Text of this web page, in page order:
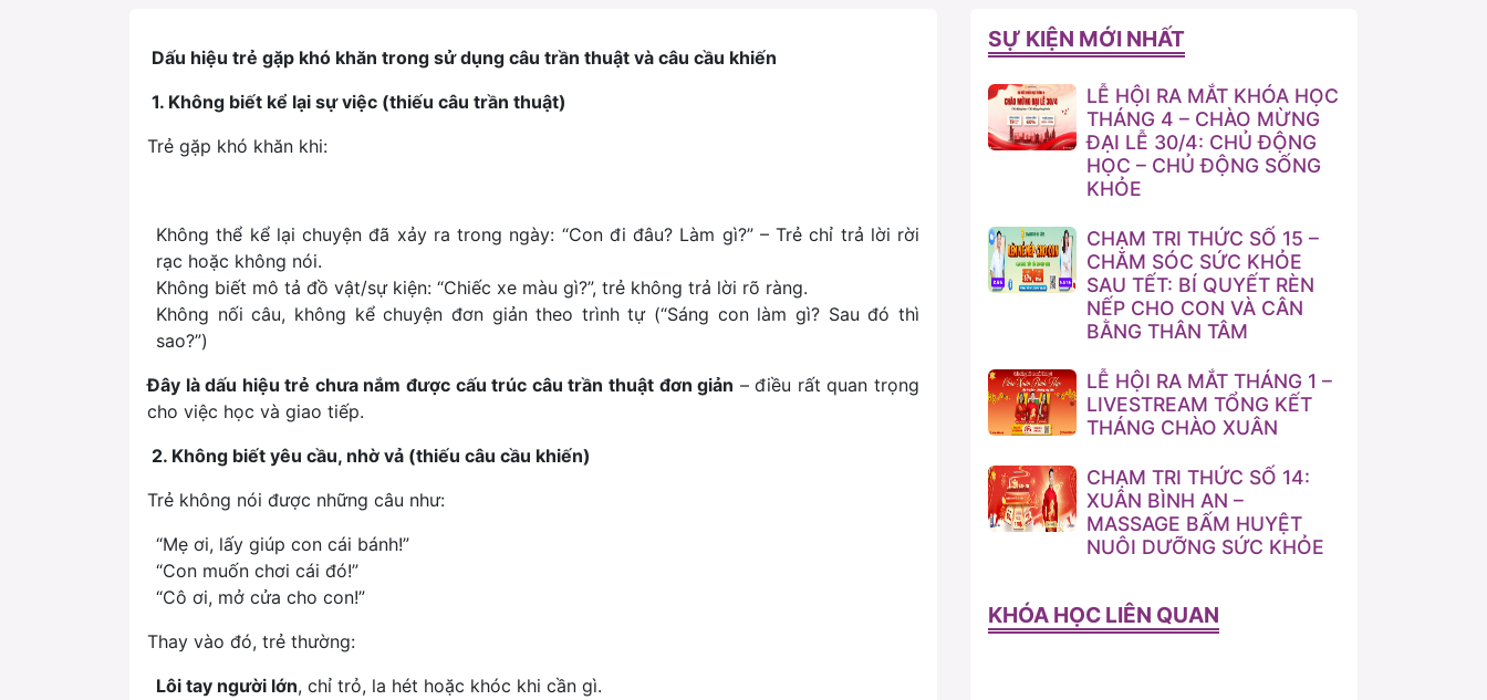
Dấu hiệu trẻ gặp khó khăn trong sử dụng câu trần thuật và câu cầu khiến
1. Không biết kể lại sự việc (thiếu câu trần thuật)
Trẻ gặp khó khăn khi:
Không thể kể lại chuyện đã xảy ra trong ngày: “Con đi đâu? Làm gì?”– Trẻ chỉ trả lời rời
rạc hoặc không nói.
Không biết mô tả đồ vật/sự kiện: “Chiếc xe màu gì?”, trẻ không trả lời rõ ràng.
Không nối câu, không kể chuyện đơn giản theo trình tự (“Sáng con làm gì? Sau đó thì
sao?”)
Đây là dấu hiệu trẻ chưa nắm được cấu trúc câu trần thuật đơn giản – điều rất quan trọng
cho việc học và giao tiếp.
2. Không biết yêu cầu, nhờ vả (thiếu câu cầu khiến)
Trẻ không nói được những câu như:
“Mẹ ơi, lấy giúp con cái bánh!”
“Con muốn chơi cái đó!”
“Cô ơi, mở cửa cho con!”
Thay vào đó, trẻ thường:
Lôi tay người lớn, chỉ trỏ, la hét hoặc khóc khi cần gì.
SỰ KIỆN MỚI NHẤT
LỄ HỘI RA MẮT KHÓA HỌC
THÁNG 4 – CHÀO MỪNG
ĐẠI LỄ 30/4: CHỦ ĐỘNG
HỌC – CHỦ ĐỘNG SỐNG
KHỎE
CHẠM TRI THỨC SỐ 15 –
CHĂM SÓC SỨC KHỎE
SAU TẾT: BÍ QUYẾT RÈN
NẾP CHO CON VÀ CÂN
BẰNG THÂN TÂM
LỄ HỘI RA MẮT THÁNG 1 –
LIVESTREAM TỔNG KẾT
THÁNG CHÀO XUÂN
CHẠM TRI THỨC SỐ 14:
XUÂN BÌNH AN –
MASSAGE BẤM HUYỆT
NUÔI DƯỠNG SỨC KHỎE
KHÓA HỌC LIÊN QUAN